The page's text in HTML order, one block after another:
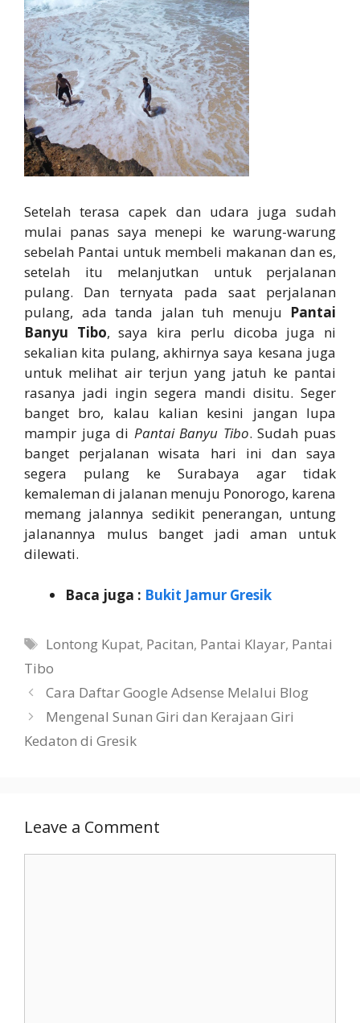
Setelah terasa capek dan udara juga sudah
mulai panas saya menepi ke warung-warung
sebelah Pantai untuk membeli makanan dan es,
setelah itu melanjutkan untuk perjalanan
pulang. Dan ternyata pada saat perjalanan
pulang, ada tanda jalan tuh menuju Pantai
Banyu Tibo, saya kira perlu dicoba juga ni
sekalian kita pulang, akhirnya saya kesana juga
untuk melihat air terjun yang jatuh ke pantai
rasanya jadi ingin segera mandi disitu. Seger
banget bro, kalau kalian kesini jangan lupa
mampir juga di Pantai Banyu Tibo. Sudah puas
banget perjalanan wisata hari ini dan saya
segera pulang ke Surabaya agar tidak
kemaleman di jalanan menuju Ponorogo, karena
memang jalannya sedikit penerangan, untung
jalanannya mulus banget jadi aman untuk
dilewati.
Baca juga : Bukit Jamur Gresik
Tags
Lontong Kupat, Pacitan, Pantai Klayar, Pantai
Tibo
Cara Daftar Google Adsense Melalui Blog
Mengenal Sunan Giri dan Kerajaan Giri
Kedaton di Gresik
Leave a Comment